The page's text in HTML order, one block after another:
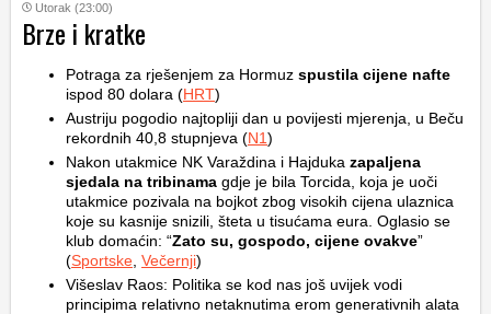
Utorak (23:00)
Brze i kratke
Potraga za rješenjem za Hormuz spustila cijene nafte
ispod 80 dolara (HRT)
Austriju pogodio najtopliji dan u povijesti mjerenja, u Beču
rekordnih 40,8 stupnjeva (N1)
Nakon utakmice NK Varaždina i Hajduka zapaljena
sjedala na tribinama gdje je bila Torcida, koja je uoči
utakmice pozivala na bojkot zbog visokih cijena ulaznica
koje su kasnije snizili, šteta u tisućama eura. Oglasio se
klub domaćin: “Zato su, gospodo, cijene ovakve”
(Sportske Večernji)
Višeslav Raos: Politika se kod nas još uvijek vodi
principima relativno netaknutima erom generativnih alata